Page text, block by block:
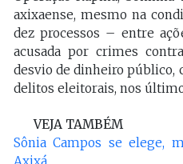
axixaense, mesmo na
dez processos – entre
acusada por crimes
desvio de dinheiro público,
delitos eleitorais, nos
VEJA TAMBÉM
Sônia Campos se elege,